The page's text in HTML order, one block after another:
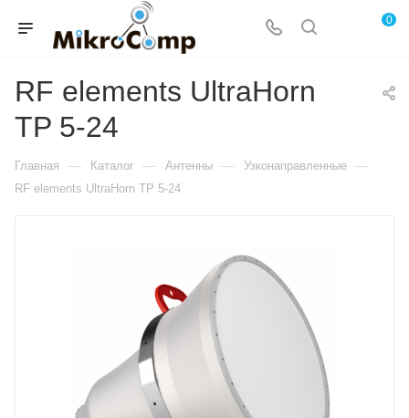
0
RF elements UltraHorn
TP 5-24
Главная — Каталог — Антенны — Узконаправленные —
RF elements UltraHorn TP 5-24